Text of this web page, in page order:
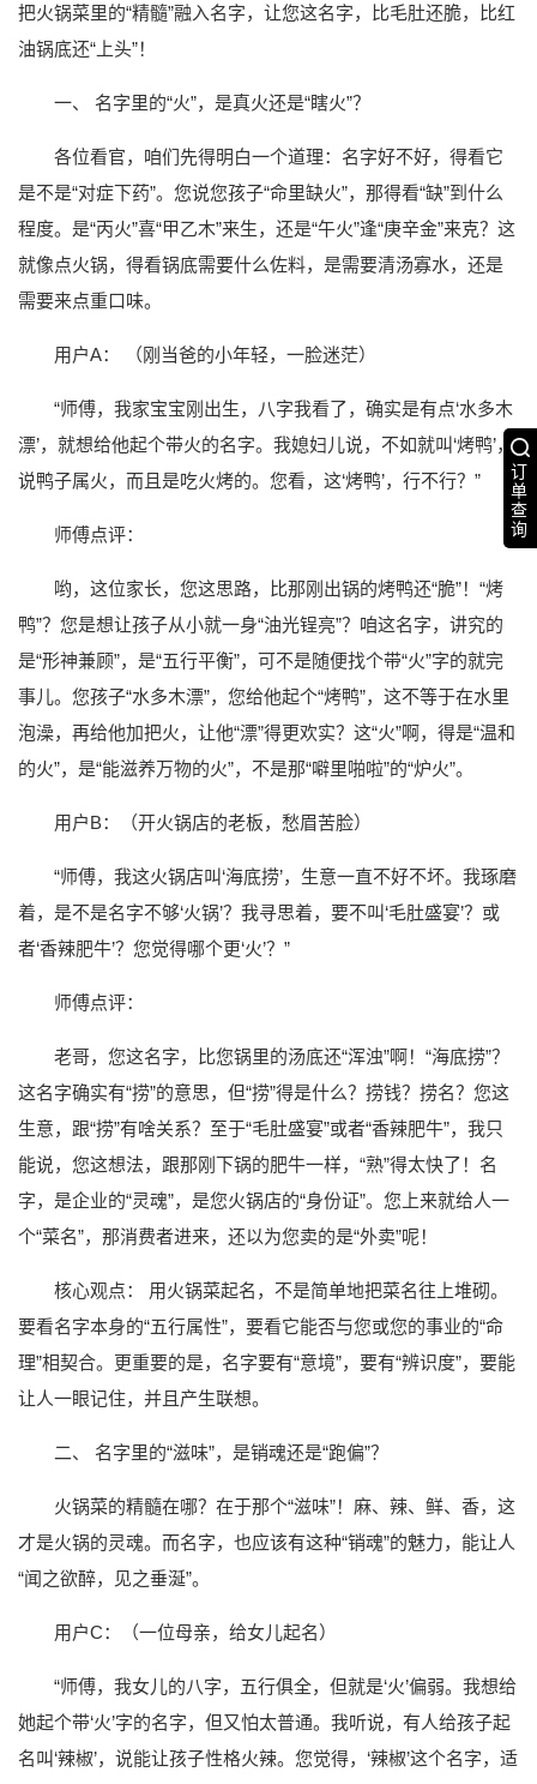
订
单
查
询
把火锅菜里的“精髓”融入名字，让您这名字，比毛肚还脆，比红
油锅底还“上头”！
一、 名字里的“火”，是真火还是“瞎火”？
各位看官，咱们先得明白一个道理：名字好不好，得看它
是不是“对症下药”。您说您孩子“命里缺火”，那得看“缺”到什么
程度。是“丙火”喜“甲乙木”来生，还是“午火”逢“庚辛金”来克？这
就像点火锅，得看锅底需要什么佐料，是需要清汤寡水，还是
需要来点重口味。
用户A： （刚当爸的小年轻，一脸迷茫）
“师傅，我家宝宝刚出生，八字我看了，确实是有点‘水多木
漂’，就想给他起个带火的名字。我媳妇儿说，不如就叫‘烤鸭’，
说鸭子属火，而且是吃火烤的。您看，这‘烤鸭’，行不行？”
师傅点评：
哟，这位家长，您这思路，比那刚出锅的烤鸭还“脆”！“烤
鸭”？您是想让孩子从小就一身“油光锃亮”？咱这名字，讲究的
是“形神兼顾”，是“五行平衡”，可不是随便找个带“火”字的就完
事儿。您孩子“水多木漂”，您给他起个“烤鸭”，这不等于在水里
泡澡，再给他加把火，让他“漂”得更欢实？这“火”啊，得是“温和
的火”，是“能滋养万物的火”，不是那“噼里啪啦”的“炉火”。
用户B：（开火锅店的老板，愁眉苦脸）
“师傅，我这火锅店叫‘海底捞’，生意一直不好不坏。我琢磨
着，是不是名字不够‘火锅’？我寻思着，要不叫‘毛肚盛宴’？或
者‘香辣肥牛’？您觉得哪个更‘火’？”
师傅点评：
老哥，您这名字，比您锅里的汤底还“浑浊”啊！“海底捞”？
这名字确实有“捞”的意思，但“捞”得是什么？捞钱？捞名？您这
生意，跟“捞”有啥关系？至于“毛肚盛宴”或者“香辣肥牛”，我只
能说，您这想法，跟那刚下锅的肥牛一样，“熟”得太快了！名
字，是企业的“灵魂”，是您火锅店的“身份证”。您上来就给人一
个“菜名”，那消费者进来，还以为您卖的是“外卖”呢！
核心观点： 用火锅菜起名，不是简单地把菜名往上堆砌。
要看名字本身的“五行属性”，要看它能否与您或您的事业的“命
理”相契合。更重要的是，名字要有“意境”，要有“辨识度”，要能
让人一眼记住，并且产生联想。
二、 名字里的“滋味”，是销魂还是“跑偏”？
火锅菜的精髓在哪？在于那个“滋味”！麻、辣、鲜、香，这
才是火锅的灵魂。而名字，也应该有这种“销魂”的魅力，能让人
“闻之欲醉，见之垂涎”。
用户C：（一位母亲，给女儿起名）
“师傅，我女儿的八字，五行俱全，但就是‘火’偏弱。我想给
她起个带‘火’字的名字，但又怕太普通。我听说，有人给孩子起
名叫‘辣椒’，说能让孩子性格火辣。您觉得，‘辣椒’这个名字，适